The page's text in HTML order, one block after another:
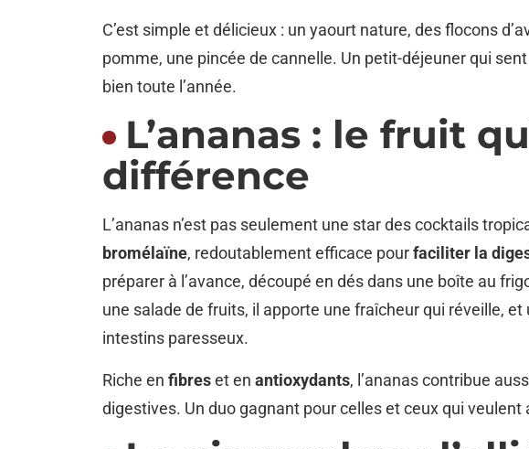
C’est simple et délicieux : un yaourt nature, des flocons
pomme, une pincée de cannelle. Un petit-déjeuner qui
bien toute l’année.
L’ananas : le fruit
différence
L’ananas n’est pas seulement une star des cocktails
bromélaïne, redoutablement efficace pour faciliter la
préparer à l’avance, découpé en dés dans une boîte au
une salade de fruits, il apporte une fraîcheur qui réveille,
intestins paresseux.
Riche en fibres et en antioxydants, l’ananas contribue
digestives. Un duo gagnant pour celles et ceux qui